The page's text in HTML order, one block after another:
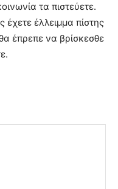
τα πιστεύετε.
έλλειμμα πίστης
έπρεπε να βρίσκεσθε